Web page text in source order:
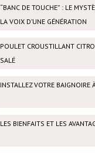
“BANC DE TOUCHE” : LE
LA VOIX D’UNE GÉNÉRATION
POULET CROUSTILLANT
SALÉ
INSTALLEZ VOTRE BAIGNOIRE
LES BIENFAITS ET LES